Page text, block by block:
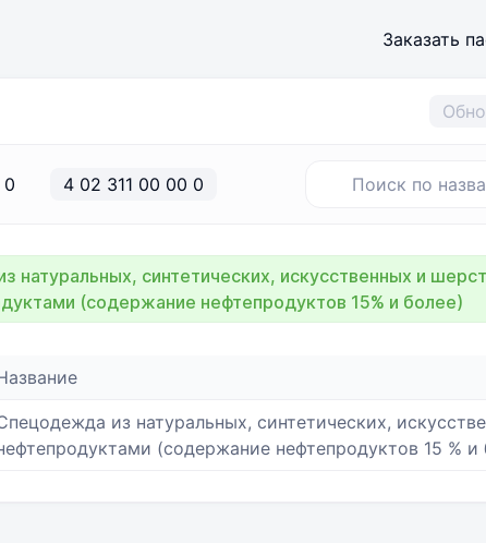
Заказать
0 4 02 311 00 00 0
натуральных, синтетических, искусственных и
(содержание нефтепродуктов 15% и более)
из натуральных, синтетических,
(содержание нефтепродуктов 15 % и